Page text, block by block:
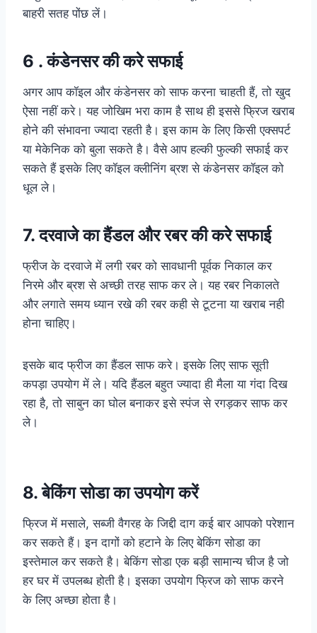
बाहरी सतह पोंछ लें।
6 . कंडेनसर की करे सफाई
अगर आप कॉइल और कंडेनसर को साफ करना चाहती हैं, तो खुद
ऐसा नहीं करे। यह जोखिम भरा काम है साथ ही इससे फ्रिज खराब
होने की संभावना ज्यादा रहती है। इस काम के लिए किसी एक्‍सपर्ट
या मेकेनिक को बुला सकते है। वैसे आप हल्‍की फुल्‍की सफाई कर
सकते हैं इसके लिए कॉइल क्लीनिंग ब्रश से कंडेनसर कॉइल को
धूल ले।
7. दरवाजे का हैंडल और रबर की करे सफाई
फ्रीज के दरवाजे में लगी रबर को सावधानी पूर्वक निकाल कर
निरमे और ब्रश से अच्छी तरह साफ कर ले। यह रबर निकालते
और लगाते समय ध्यान रखे की रबर कही से टूटना या खराब नही
होना चाहिए।
इसके बाद फ्रीज का हैंडल साफ करे। इसके लिए साफ सूती
कपड़ा उपयोग में ले। यदि हैंडल बहुत ज्‍यादा ही मैला या गंदा दिख
रहा है, तो साबुन का घोल बनाकर इसे स्‍पंज से रगड़कर साफ कर
ले।
8. बेकिंग सोडा का उपयोग करें
फ्रिज में मसाले, सब्जी वैगरह के जिद्दी दाग कई बार आपको परेशान
कर सकते हैं। इन दागों को हटाने के लिए बेकिंग सोडा का
इस्तेमाल कर सकते है। बेकिंग सोडा एक बड़ी सामान्य चीज है जो
हर घर में उपलब्ध होती है। इसका उपयोग फ्रिज को साफ करने
के लिए अच्छा होता है।